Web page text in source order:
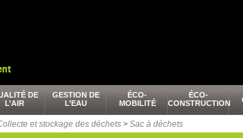
DE
L’AIR
GESTION DE
L’EAU
ÉCO-
MOBILITÉ
ÉCO-
CONSTRUCTION
et stockage des déchets > Sac à déchets